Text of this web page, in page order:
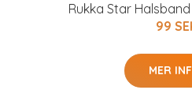
Rukka Star
99
MER